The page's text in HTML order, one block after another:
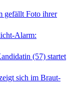
gefällt Foto ihrer
Alarm:
(57) startet
sich im Braut-